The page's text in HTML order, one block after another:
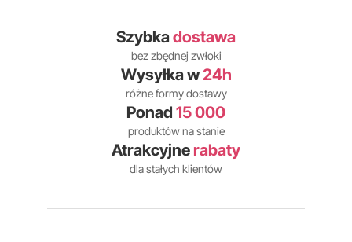
Szybkadostawa
bez zbędnej zwłoki
Wysyłka w24h
różne formy dostawy
Ponad 15 000
produktów na stanie
Atrakcyjne rabaty
dla stałych klientów